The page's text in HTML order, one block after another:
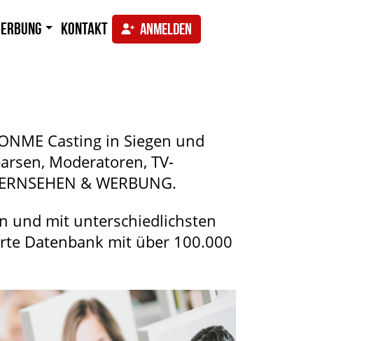
Kontakt ANMELDEN
Casting in Siegen und
Moderatoren, TV-
& WERBUNG.
und mit unterschiedlichsten
Datenbank mit über 100.000